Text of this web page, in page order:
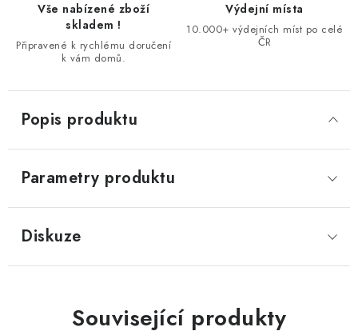
Vše nabízené zboží
skladem !
Připravené k rychlému doručení
k vám domů.
Výdejní místa
10.000+ výdejních míst po celé
ČR
Popis produktu
Parametry produktu
Diskuze
Související produkty